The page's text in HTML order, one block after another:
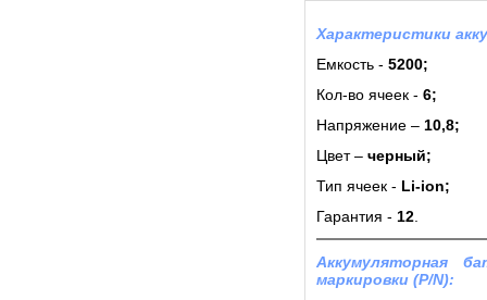
Характеристики
Емкость - 5200;
Кол-во ячеек - 6;
Напряжение – 10,8;
Цвет – черный;
Тип ячеек - Li-ion;
Гарантия - 12
Аккумуляторная
маркировки (P/N):